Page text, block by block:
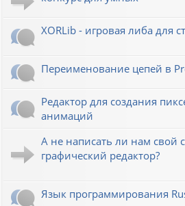
XORLib - игровая либа для
Переименование цепей в
Редактор для создания
анимаций
А не написать ли нам свой
графический редактор?
Язык программирования